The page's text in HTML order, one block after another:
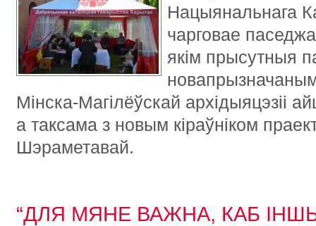
Нацыянальнага
чарговае
якім прысутныя
Мінска-Магілёўскай архідыяцэзіі
а таксама з новым кіраўніком
Шэраметавай.
“ДЛЯ МЯНЕ ВАЖНА, КАБ